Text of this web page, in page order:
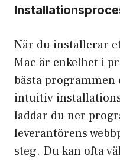
När du installerar
Mac är enkelhet i
bästa programmen
intuitiv
laddar du ner
leverantörens
steg. Du kan ofta